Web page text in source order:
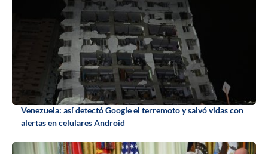
Venezuela: así detectó Google el terremoto y salvó vidas con
alertas en celulares Android